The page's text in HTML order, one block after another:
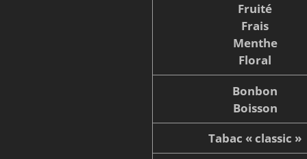
Fruité
Frais
Menthe
Floral
Bonbon
Boisson
Tabac « classic »